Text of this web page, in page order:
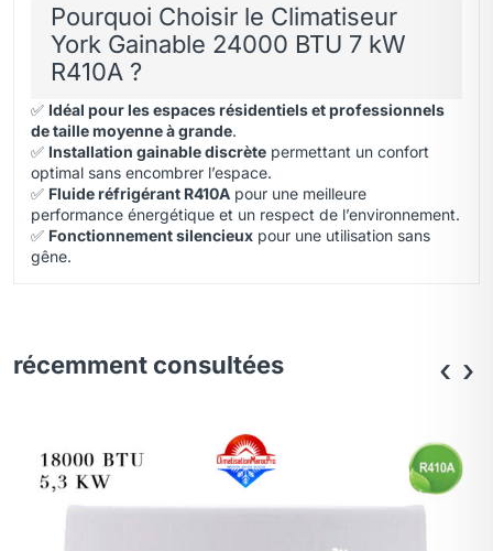
Pourquoi Choisir le Climatiseur
York Gainable 24000 BTU 7 kW
R410A ?
✅ Idéal pour les espaces résidentiels et professionnels
de taille moyenne à grande.
✅ Installation gainable discrète permettant un confort
optimal sans encombrer l’espace.
✅ Fluide réfrigérant R410A pour une meilleure
performance énergétique et un respect de l’environnement.
✅ Fonctionnement silencieux pour une utilisation sans
gêne.
récemment consultées ‹ ›